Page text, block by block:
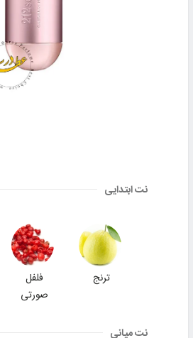
نت ابتدایی
ترنج
فلفل
صورتی
نت میانی